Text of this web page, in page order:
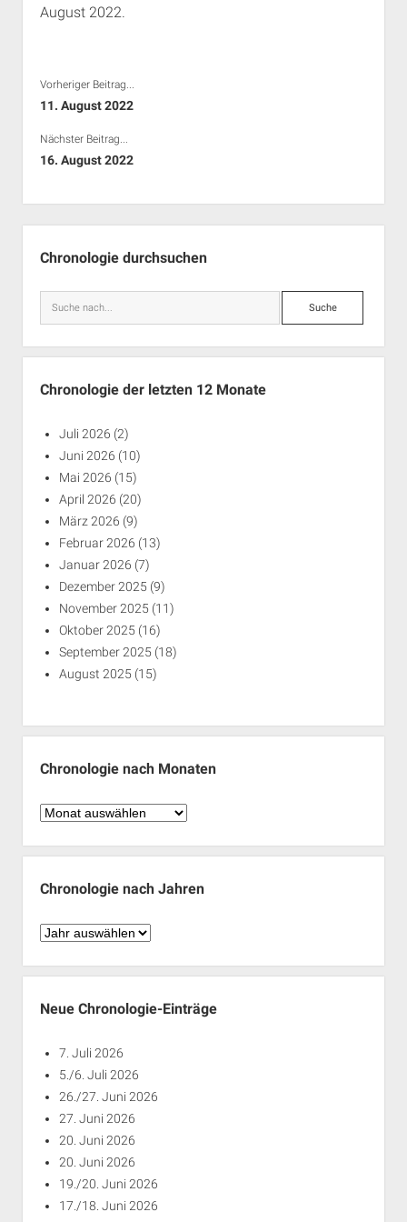
August 2022.
Vorheriger Beitrag...
11. August 2022
Nächster Beitrag...
16. August 2022
Chronologie durchsuchen
Suche
Chronologie der letzten 12 Monate
Juli 2026 (2)
Juni 2026 (10)
Mai 2026 (15)
April 2026 (20)
März 2026 (9)
Februar 2026 (13)
Januar 2026 (7)
Dezember 2025 (9)
November 2025 (11)
Oktober 2025 (16)
September 2025 (18)
August 2025 (15)
Chronologie nach Monaten
Chronologie
Monaten
Chronologie nach Jahren
Chronologie
Jahren
Neue Chronologie-Einträge
7. Juli 2026
5./6. Juli 2026
26./27. Juni 2026
27. Juni 2026
20. Juni 2026
20. Juni 2026
19./20. Juni 2026
17./18. Juni 2026